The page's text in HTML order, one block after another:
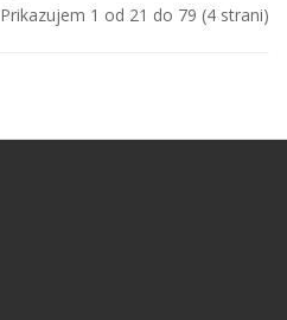
Prikazujem 1 od 21 do 79 (4 strani)